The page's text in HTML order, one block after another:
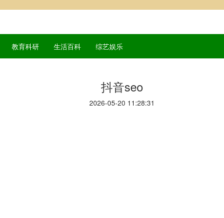
教育科研 生活百科 综艺娱乐
抖音seo
2026-05-20 11:28:31